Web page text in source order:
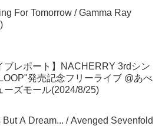
For Tomorrow / Gamma Ray
ブレポート】NACHERRY 3rdシン
発売記念フリーライブ @あべ
ーズモール(2024/8/25)
But A Dream... / Avenged Sevenfold